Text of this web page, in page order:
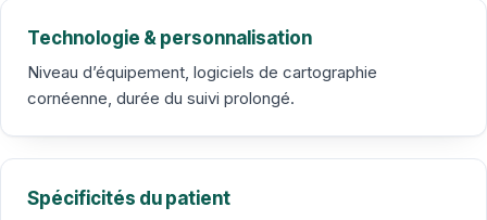
Technologie & personnalisation
Niveau d’équipement, logiciels de cartographie
cornéenne, durée du suivi prolongé.
Spécificités du patient